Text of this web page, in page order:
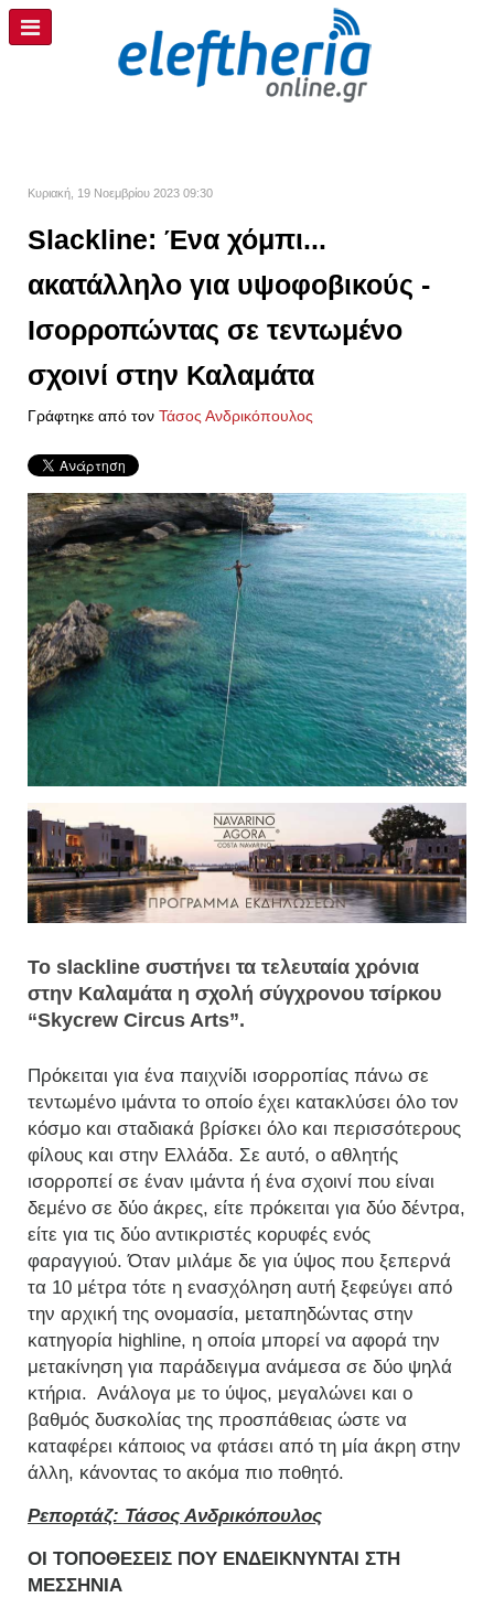
Κυριακή, 19 Νοεμβρίου 2023 09:30
Slackline: Ένα χόμπι...
ακατάλληλο για υψοφοβικούς -
Ισορροπώντας σε τεντωμένο
σχοινί στην Καλαμάτα
Γράφτηκε από τον Τάσος Ανδρικόπουλος
Το slackline συστήνει τα τελευταία χρόνια
στην Καλαμάτα η σχολή σύγχρονου τσίρκου
“Skycrew Circus Arts”.
Πρόκειται για ένα παιχνίδι ισορροπίας πάνω σε
τεντωμένο ιμάντα το οποίο έχει κατακλύσει όλο τον
κόσμο και σταδιακά βρίσκει όλο και περισσότερους
φίλους και στην Ελλάδα. Σε αυτό, ο αθλητής
ισορροπεί σε έναν ιμάντα ή ένα σχοινί που είναι
δεμένο σε δύο άκρες, είτε πρόκειται για δύο δέντρα,
είτε για τις δύο αντικριστές κορυφές ενός
φαραγγιού. Όταν μιλάμε δε για ύψος που ξεπερνά
τα 10 μέτρα τότε η ενασχόληση αυτή ξεφεύγει από
την αρχική της ονομασία, μεταπηδώντας στην
κατηγορία highline, η οποία μπορεί να αφορά την
μετακίνηση για παράδειγμα ανάμεσα σε δύο ψηλά
κτήρια. Ανάλογα με το ύψος, μεγαλώνει και ο
βαθμός δυσκολίας της προσπάθειας ώστε να
καταφέρει κάποιος να φτάσει από τη μία άκρη στην
άλλη, κάνοντας το ακόμα πιο ποθητό.
Ρεπορτάζ: Τάσος Ανδρικόπουλος
ΟΙ ΤΟΠΟΘΕΣΕΙΣ ΠΟΥ ΕΝΔΕΙΚΝΥΝΤΑΙ ΣΤΗ
ΜΕΣΣΗΝΙΑ